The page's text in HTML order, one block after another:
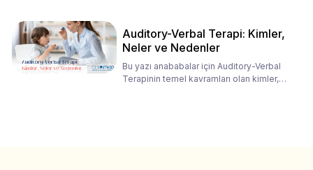
Auditory-Verbal Terapi: Kimler,
Neler ve Nedenler
Bu yazı anababalar için Auditory-Verbal
Terapinin temel kavramları olan kimler,